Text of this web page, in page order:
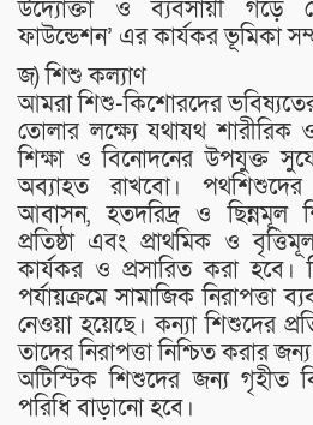
উদ্যোক্তা ও ব্যবসায়ী গড়ে
ফাউন্ডেশন’ এর কার্যকর ভূমিকা
জ) শিশু কল্যাণ
আমরা শিশু-কিশোরদের
তোলার লক্ষ্যে যথাযথ শারীরিক
শিক্ষা ও বিনোদনের উপযুক্ত
অব্যাহত রাখবো।
আবাসন, হতদরিদ্র ও ছিন্নমূল
প্রতিষ্ঠা এবং প্রাথমিক ও
কার্যকর ও প্রসারিত করা হবে।
পর্যায়ক্রমে সামাজিক নিরাপত্তা
নেওয়া হয়েছে। কন্যা শিশুদের
তাদের নিরাপত্তা নিশ্চিত করার
অটিস্টিক শিশুদের জন্য গৃহীত
পরিধি বাড়ানো হবে।